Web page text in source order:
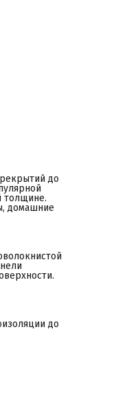
перегородок,
Инструкция.
до
толщине.
домашние
до